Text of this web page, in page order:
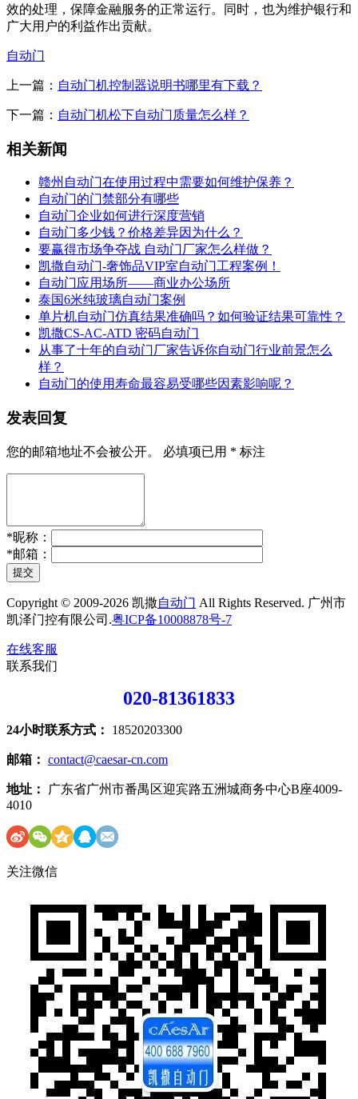
效的处理，保障金融服务的正常运行。同时，也为维护银行和
广大用户的利益作出贡献。
自动门
上一篇： 自动门机控制器说明书哪里有下载？
下一篇： 自动门机松下自动门质量怎么样？
相关新闻
赣州自动门在使用过程中需要如何维护保养？
自动门的门禁部分有哪些
自动门企业如何进行深度营销
自动门多少钱？价格差异因为什么？
要赢得市场争夺战 自动门厂家怎么样做？
凯撒自动门-奢饰品VIP室自动门工程案例！
自动门应用场所——商业办公场所
泰国6米纯玻璃自动门案例
单片机自动门仿真结果准确吗？如何验证结果可靠性？
凯撒CS-AC-ATD 密码自动门
从事了十年的自动门厂家告诉你自动门行业前景怎么
样？
自动门的使用寿命最容易受哪些因素影响呢？
发表回复
您的邮箱地址不会被公开。 必填项已用 * 标注
*昵称：
*邮箱：
提交
Copyright © 2009-2026 凯撒自动门 All Rights Reserved. 广州市
凯泽门控有限公司.粤ICP备10008878号-7
在线客服
联系我们
020-81361833
24小时联系方式： 18520203300
邮箱： contact@caesar-cn.com
地址：
广东省广州市番禺区迎宾路五洲城商务中心B座4009-
4010
关注微信